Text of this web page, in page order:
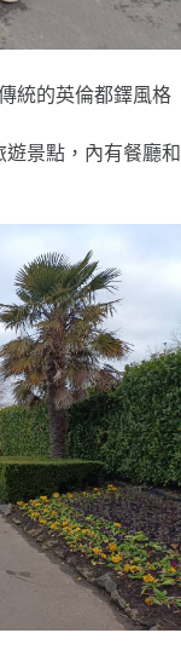
統的英倫都鐸風格
景點，內有餐廳和